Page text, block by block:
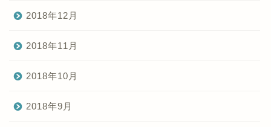
2018年12月
2018年11月
2018年10月
2018年9月